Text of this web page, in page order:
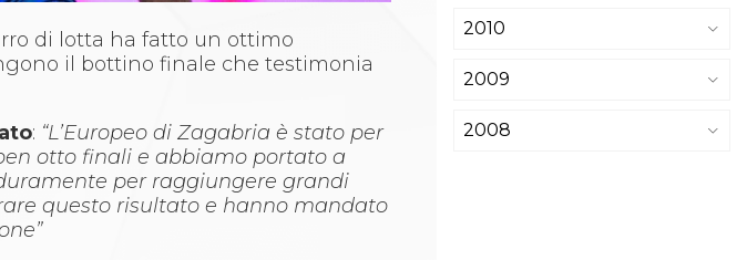
di lotta ha fatto un ottimo
il bottino finale che testimonia
: “L’Europeo di Zagabria è stato per
otto finali e abbiamo portato a
per raggiungere grandi
questo risultato e hanno mandato
2010
2009
2008